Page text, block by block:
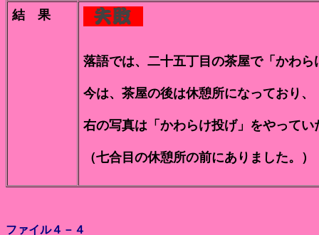
結 果
落語では、二十五丁目の茶屋で「かわ
今は、茶屋の後は休憩所になっており
右の写真は「かわらけ投げ」をやって
（七合目の休憩所の前にありました。）
ファイル４－４